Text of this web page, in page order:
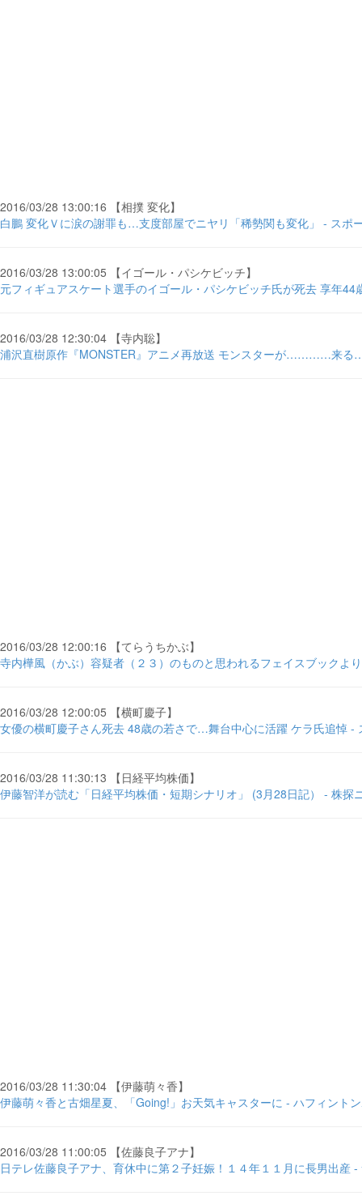
2016/03/28 13:00:16 【相撲 変化】
白鵬 変化Ｖに涙の謝罪も…支度部屋でニヤリ「稀勢関も変化」 - スポ
2016/03/28 13:00:05 【イゴール・パシケビッチ】
元フィギュアスケート選手のイゴール・パシケビッチ氏が死去 享年44
2016/03/28 12:30:04 【寺内聡】
浦沢直樹原作『MONSTER』アニメ再放送 モンスターが…………来る
2016/03/28 12:00:16 【てらうちかぶ】
寺内樺風（かぶ）容疑者（２３）のものと思われるフェイスブックよ
2016/03/28 12:00:05 【横町慶子】
女優の横町慶子さん死去 48歳の若さで…舞台中心に活躍 ケラ氏追悼 -
2016/03/28 11:30:13 【日経平均株価】
伊藤智洋が読む「日経平均株価・短期シナリオ」 (3月28日記） - 株探
2016/03/28 11:30:04 【伊藤萌々香】
伊藤萌々香と古畑星夏、「Going!」お天気キャスターに - ハフィント
2016/03/28 11:00:05 【佐藤良子アナ】
日テレ佐藤良子アナ、育休中に第２子妊娠！１４年１１月に長男出産